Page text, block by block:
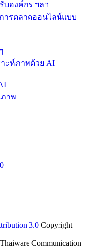
บองค์กร ฯลฯ
3.0 Copyright
Communication